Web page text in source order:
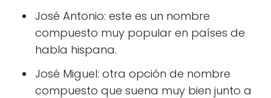
José Antonio: este es un nombre
compuesto muy popular en países de
habla hispana.
José Miguel: otra opción de nombre
compuesto que suena muy bien junto a